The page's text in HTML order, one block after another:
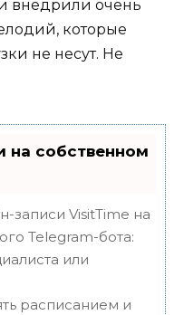
внедрили очень
которые
не несут. Не
на собственном
записи VisitTime на
Telegram-бота:
или
расписанием и